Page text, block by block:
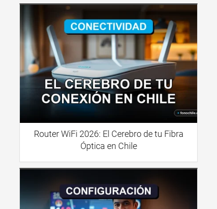
Router WiFi 2026: El Cerebro de tu Fibra
Óptica en Chile